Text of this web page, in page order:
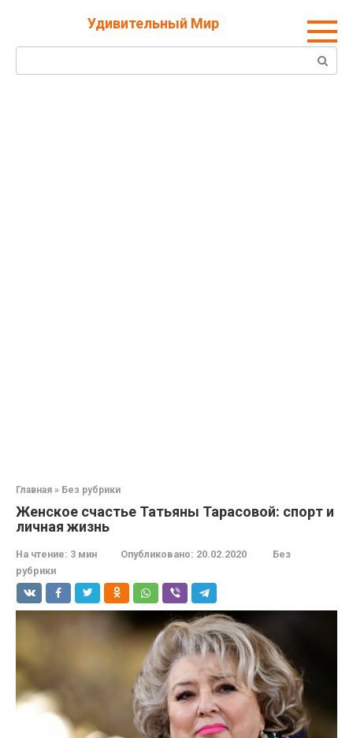
Удивительный Мир
Поиск:
Главная » Без рубрики
Женское счастье Татьяны Тарасовой: спорт и
личная жизнь
На чтение: 3 мин Опубликовано: 20.02.2020
Без
рубрики